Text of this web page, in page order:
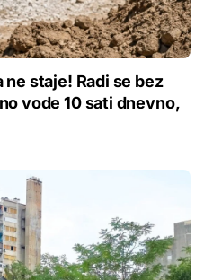
staje! Radi se bez
vode 10 sati dnevno,